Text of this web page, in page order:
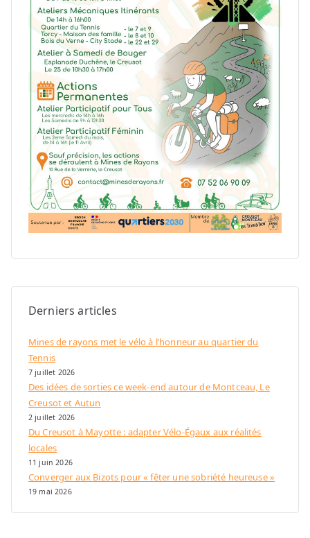
Derniers articles
Mines de rayons met le vélo à l’honneur au quartier du
Tennis
7 juillet 2026
Des idées de sorties ce week-end autour de Montceau, Le
Creusot et Autun
2 juillet 2026
Du Creusot à Mayotte : adapter Vélo-Égaux aux réalités
locales
11 juin 2026
Converger aux Bizots pour « fêter une sobriété heureuse »
19 mai 2026